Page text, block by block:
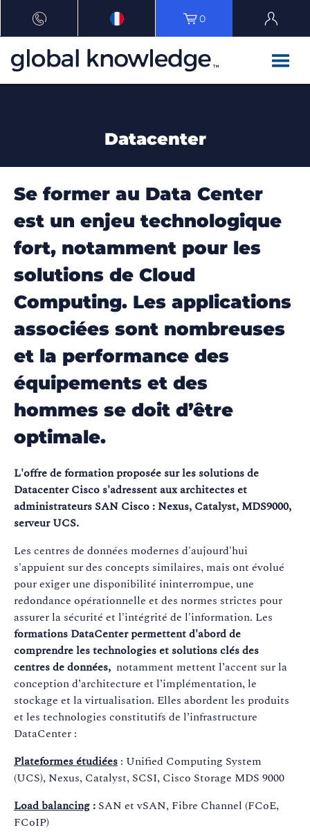
0
Datacenter
Se former au Data Center
est un enjeu technologique
fort, notamment pour les
solutions de Cloud
Computing. Les applications
associées sont nombreuses
et la performance des
équipements et des
hommes se doit d’être
optimale.
L'offre de formation proposée sur les solutions de
Datacenter Cisco s'adressent aux architectes et
administrateurs SAN Cisco : Nexus, Catalyst, MDS9000,
serveur UCS.
Les centres de données modernes d'aujourd'hui
s'appuient sur des concepts similaires, mais ont évolué
pour exiger une disponibilité ininterrompue, une
redondance opérationnelle et des normes strictes pour
assurer la sécurité et l'intégrité de l'information. Les
formations DataCenter permettent d'abord de
comprendre les technologies et solutions clés des
centres de données, notamment mettent l’accent sur la
conception d’architecture et l’implémentation, le
stockage et la virtualisation. Elles abordent les produits
et les technologies constitutifs de l’infrastructure
DataCenter :
Plateformes étudiées : Unified Computing System
(UCS), Nexus, Catalyst, SCSI, Cisco Storage MDS 9000
Load balancing : SAN et vSAN, Fibre Channel (FCoE,
FCoIP)